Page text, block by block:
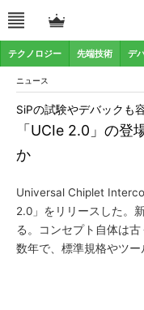
テクノロジー 先端技術 デ
ニュース
「UCIe 2.0」の登
か
SiPの試験やデバックも
Universal Chiplet
2.0」をリリースした。
る。コンセプト自体は
数年で、標準規格やツー